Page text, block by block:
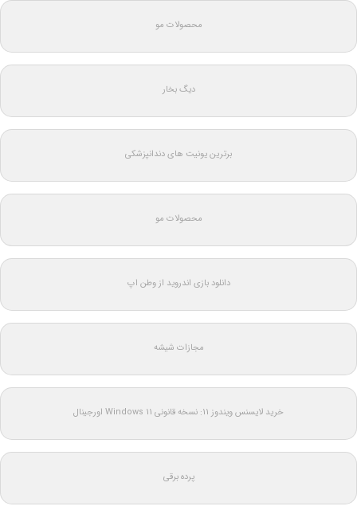
محصولات مو
دیگ بخار
برترین یونیت های دندانپزشکی
محصولات مو
دانلود بازی اندروید از وطن اپ
مجازات شیشه
خرید لایسنس ویندوز 11: نسخه قانونی Windows 11 اورجینال
پرده برقی